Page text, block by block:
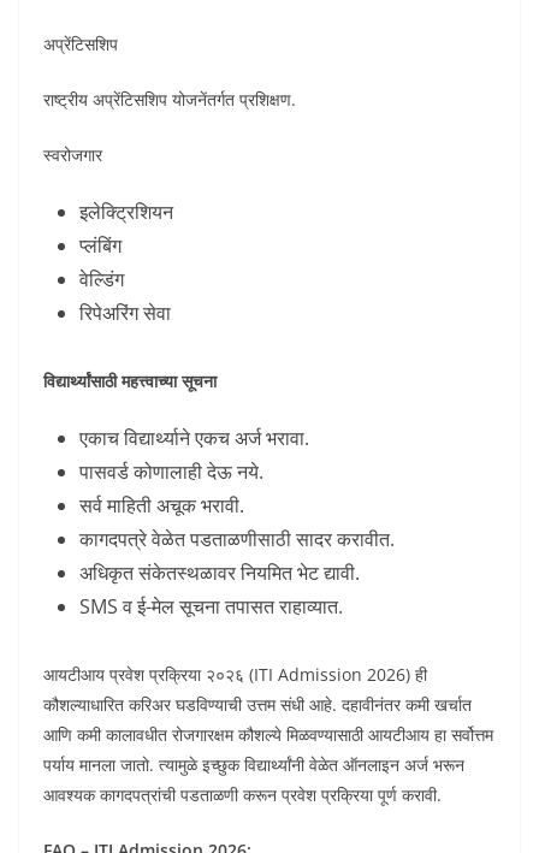
अप्रेंटिसशिप
राष्ट्रीय अप्रेंटिसशिप योजनेंतर्गत प्रशिक्षण.
स्वरोजगार
इलेक्ट्रिशियन
प्लंबिंग
वेल्डिंग
रिपेअरिंग सेवा
विद्यार्थ्यांसाठी महत्त्वाच्या सूचना
एकाच विद्यार्थ्याने एकच अर्ज भरावा.
पासवर्ड कोणालाही देऊ नये.
सर्व माहिती अचूक भरावी.
कागदपत्रे वेळेत पडताळणीसाठी सादर करावीत.
अधिकृत संकेतस्थळावर नियमित भेट द्यावी.
SMS व ई-मेल सूचना तपासत राहाव्यात.
आयटीआय प्रवेश प्रक्रिया २०२६ (ITI Admission 2026) ही
कौशल्याधारित करिअर घडविण्याची उत्तम संधी आहे. दहावीनंतर कमी खर्चात
आणि कमी कालावधीत रोजगारक्षम कौशल्ये मिळवण्यासाठी आयटीआय हा सर्वोत्तम
पर्याय मानला जातो. त्यामुळे इच्छुक विद्यार्थ्यांनी वेळेत ऑनलाइन अर्ज भरून
आवश्यक कागदपत्रांची पडताळणी करून प्रवेश प्रक्रिया पूर्ण करावी.